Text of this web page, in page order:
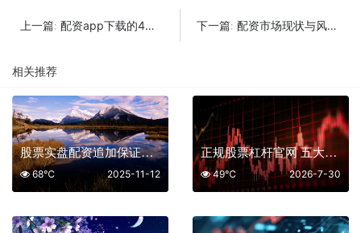
上一篇: 配资app下载的4个关键判断标准与3家平台实测对比 下一篇: 配资市场现状与风险解析：4个关键点助你理性决策
相关推荐
股票实盘配资追加保证金流程详解
2025-11-12
68℃
正规股票杠杆官网 五大平台助你冲刺牛市红利
2026-7-30
49℃